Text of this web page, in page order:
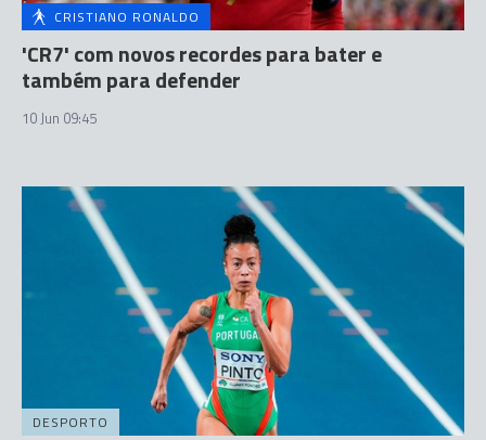
CRISTIANO RONALDO
'CR7' com novos recordes para bater e
também para defender
10 Jun 09:45
DESPORTO